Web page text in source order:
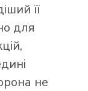
її
для
не